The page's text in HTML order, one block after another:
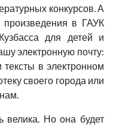
конкурсов. А
в ГАУК
для детей и
электронную почту:
в электронном
своего города или
велика. Но она будет